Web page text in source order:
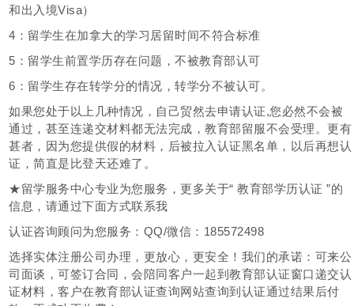
和出入境Visa）
4：留学生在加拿大的学习居留时间不符合标准
5：留学生前置学历存在问题，不被教育部认可
6：留学生存在转学分的情况，转学分不被认可。
如果您处于以上几种情况，自己贸然去申请认证,您必然不会被
通过，甚至连递交材料都无法完成，教育部留服不会受理。更有
甚者，因为您提供假的材料，后被拉入认证黑名单，以后再想认
证，简直是比登天还难了。
★留学服务中心专业为您服务，更多关于“ 教育部学历认证 ”的
信息，请通过下面方式联系我
认证咨询顾问为您服务：QQ/微信：185572498
选择实体注册公司办理，更放心，更安全！我们的承诺：可来公
司面谈，可签订合同，会陪同客户一起到教育部认证窗口递交认
证材料，客户在教育部认证查询网站查询到认证通过结果后付